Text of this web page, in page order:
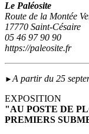
Le Paléosite
Route de la Montée
17770 Saint-Césaire
05 46 97 90 90
https://paleosite.fr
►A partir du 25
EXPOSITION
"AU POSTE DE
PREMIERS